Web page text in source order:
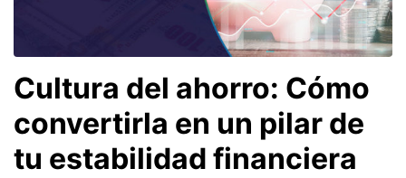
Cultura del ahorro: Cómo
convertirla en un pilar de
tu estabilidad financiera